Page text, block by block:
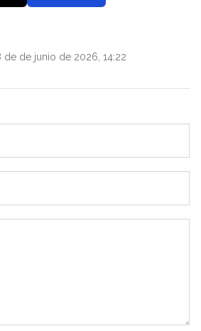
de de junio de 2026, 14:22